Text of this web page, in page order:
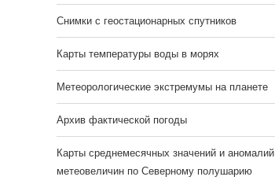
Cнимки с геостационарных спутников
Карты температуры воды в морях
Метеорологические экстремумы на планете
Архив фактической погоды
Карты среднемесячных значений и аномалий
метеовеличин по Северному полушарию